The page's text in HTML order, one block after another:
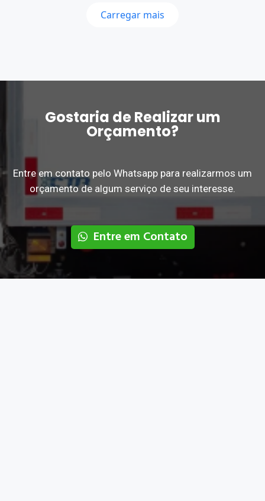
Carregar mais
Gostaria de Realizar um
Orçamento?
Entre em contato pelo Whatsapp para realizarmos um
orçamento de algum serviço de seu interesse.
Entre em Contato